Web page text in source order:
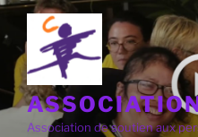
Aller
au
contenu
principal
Association de soutien aux